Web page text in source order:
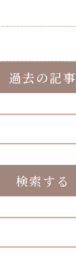
過去の記事
検索する